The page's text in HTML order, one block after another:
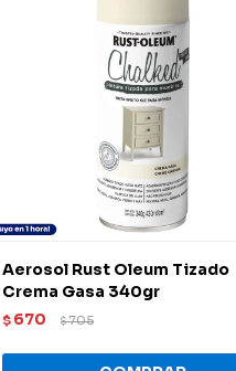
Aerosol Rust Oleum Tizado
Crema Gasa 340gr
$ 670 $705